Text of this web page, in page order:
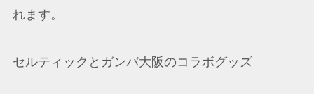
れます。
セルティックとガンバ大阪のコラボグッズ